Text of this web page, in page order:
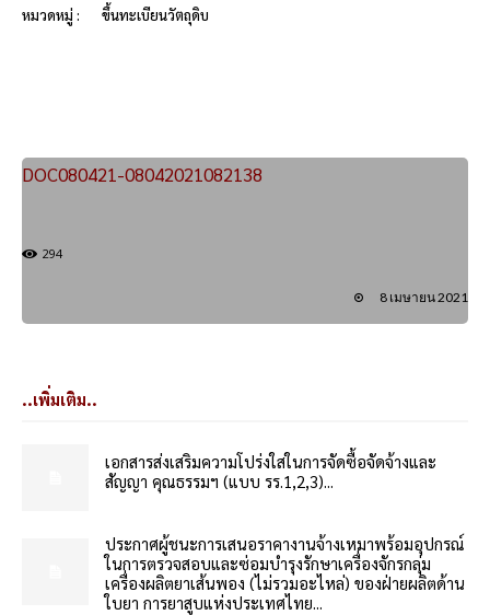
หมวดหมู่ : ขึ้นทะเบียนวัตถุดิบ
DOC080421-08042021082138
294
8 เมษายน 2021
..เพิ่มเติม..
เอกสารส่งเสริมความโปร่งใสในการจัดซื้อจัดจ้างและ
สัญญา คุณธรรมฯ (แบบ รร.1,2,3)...
ประกาศผู้ชนะการเสนอราคางานจ้างเหมาพร้อมอุปกรณ์
ในการตรวจสอบและซ่อมบำรุงรักษาเครื่องจักรกลุ่ม
เครื่องผลิตยาเส้นพอง (ไม่รวมอะไหล่) ของฝ่ายผลิตด้าน
ใบยา การยาสูบแห่งประเทศไทย...